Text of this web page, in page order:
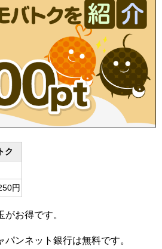
ク
円
お得です。
ンネット銀行は無料です。